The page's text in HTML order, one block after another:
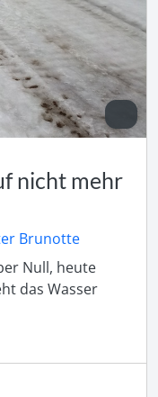
nicht mehr
Brunotte
Null, heute
das Wasser